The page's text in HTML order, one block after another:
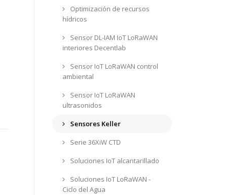
Optimización de recursos
hídricos
Sensor DL-IAM IoT LoRaWAN
interiores Decentlab
Sensor IoT LoRaWAN control
ambiental
Sensor IoT LoRaWAN
ultrasonidos
Sensores Keller
Serie 36XiW CTD
Soluciones IoT alcantarillado
Soluciones IoT LoRaWAN -
Ciclo del Agua